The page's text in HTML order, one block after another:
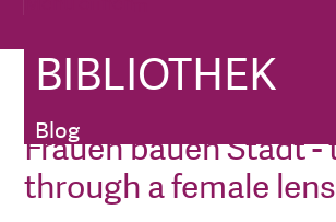
BIBLIOTHEK
Blog
Bibliothek
Frauen bauen Stadt
through a female lens